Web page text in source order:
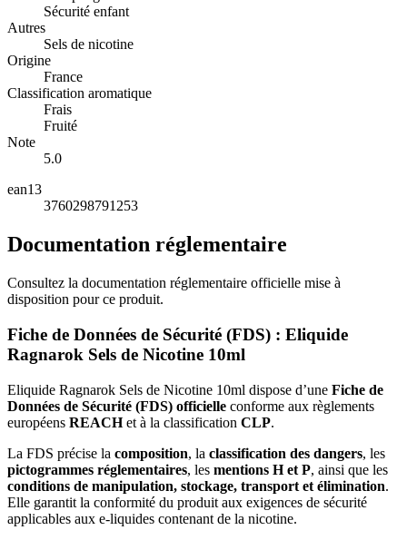
Sécurité enfant
Autres
Sels de nicotine
Origine
France
Classification aromatique
Frais
Fruité
Note
5.0
ean13
3760298791253
Documentation réglementaire
Consultez la documentation réglementaire officielle mise à
disposition pour ce produit.
Fiche de Données de Sécurité (FDS) : Eliquide
Ragnarok Sels de Nicotine 10ml
Eliquide Ragnarok Sels de Nicotine 10ml dispose d’une Fiche de
Données de Sécurité (FDS) officielle conforme aux règlements
européens REACHet à la classification CLP.
La FDS précise la composition, la classification des dangers, les
pictogrammes réglementaires, les mentions H et P, ainsi que les
conditions de manipulation, stockage, transport et élimination.
Elle garantit la conformité du produit aux exigences de sécurité
applicables aux e-liquides contenant de la nicotine.